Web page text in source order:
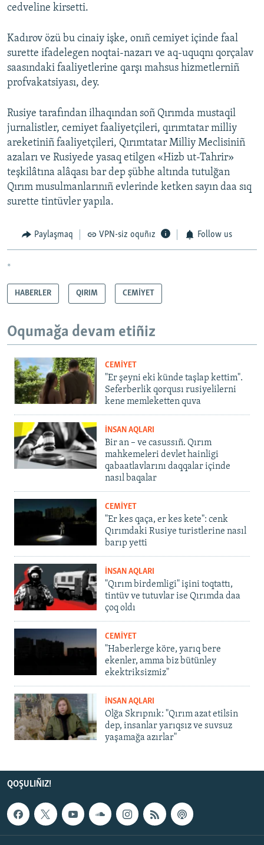
cedveline kirsetti.
Kadırov özü bu cinaiy işke, onıñ cemiyet içinde faal
surette ifadelegen noqtai-nazarı ve aq-uquqnı qorçalav
saasındaki faaliyetlerine qarşı mahsus hizmetlerniñ
profvakatsiyası, dey.
Rusiye tarafından ilhaqından soñ Qırımda mustaqil
jurnalistler, cemiyet faaliyetçileri, qırımtatar milliy
areketiniñ faaliyetçileri, Qırımtatar Milliy Meclisiniñ
azaları ve Rusiyede yasaq etilgen «Hizb ut-Tahrir»
teşkilâtına alâqası bar dep şübhe altında tutulğan
Qırım musulmanlarınıñ evlerinde ketken sayın daa sıq
surette tintüvler yapıla.
Paylaşmaq VPN-siz oquñız Follow us
*
HABERLER QIRIM CEMİYET
Oqumağa devam etiñiz
CEMİYET
"Er şeyni eki künde taşlap kettim".
Seferberlik qorqusı rusiyelilerni
kene memleketten quva
İNSAN AQLARI
Bir an – ve casussıñ. Qırım
mahkemeleri devlet hainligi
qabaatlavlarını daqqalar içinde
nasıl baqalar
CEMİYET
"Er kes qaça, er kes kete": cenk
Qırımdaki Rusiye turistlerine nasıl
barıp yetti
İNSAN AQLARI
"Qırım birdemligi" işini toqtattı,
tintüv ve tutuvlar ise Qırımda daa
çoq oldı
CEMİYET
"Haberlerge köre, yarıq bere
ekenler, amma biz bütünley
ekektriksizmiz"
İNSAN AQLARI
Olğa Skrıpnık: "Qırım azat etilsin
dep, insanlar yarıqsız ve suvsuz
yaşamağa azırlar"
QOŞULIÑIZ!